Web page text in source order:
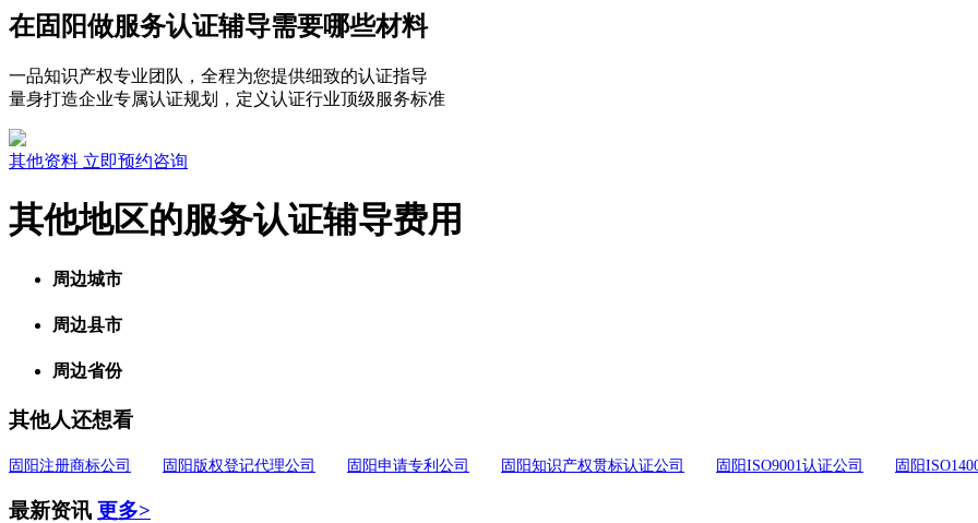
在固阳做服务认证辅导需要哪些材料
一品知识产权专业团队，全程为您提供细致的认证指导
量身打造企业专属认证规划，定义认证行业顶级服务标准
其他资料 立即预约咨询
其他地区的服务认证辅导费用
周边城市
周边县市
周边省份
其他人还想看
固阳注册商标公司 固阳版权登记代理公司 固阳申请专利公司 固阳知识产权贯标认证公司 固阳ISO9001认证公司 固阳
最新资讯 更多>